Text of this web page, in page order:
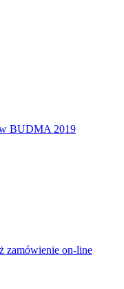
BUDMA 2019
zamówienie on-line